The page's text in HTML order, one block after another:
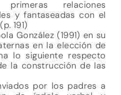
relaciones
y fantaseadas con el
191)
González (1991) en su
en la elección de
lo siguiente respecto
la construcción de las
por los padres a